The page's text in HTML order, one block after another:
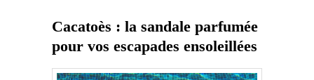
Cacatoès : la sandale parfumée
pour vos escapades ensoleillées